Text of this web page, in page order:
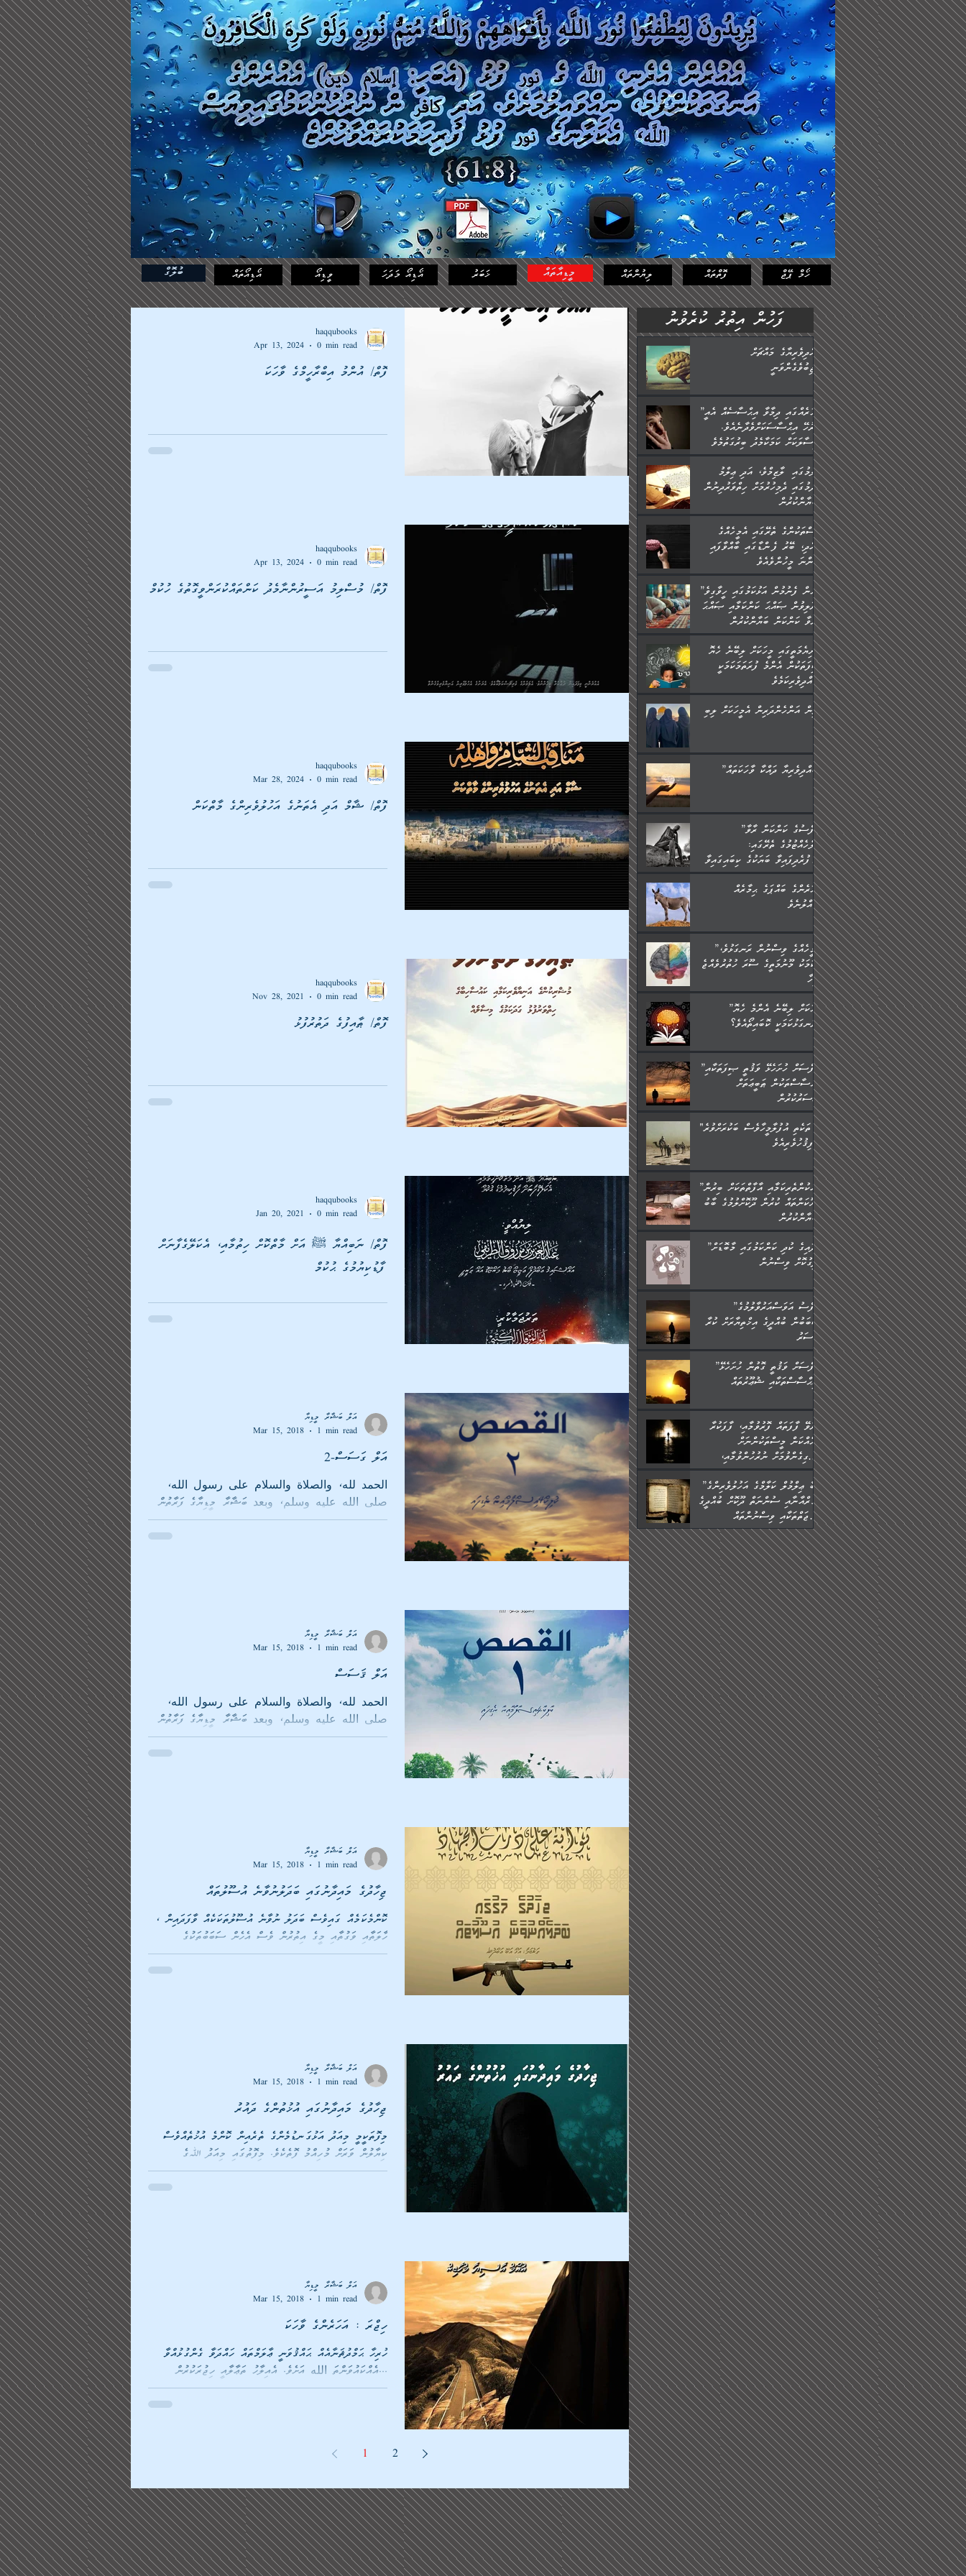
Log In
Featured
Posts
ފޮތް/ އުންމު އިބްރާހީމްގެ ވާހަކަ
haqqubooks
Apr 13, 2024
0 min read
ފޮތް/ މުސްލިމު އަސީރުންނާމެދު ކަންތައްކުރަންވީގޮތުގެ ހުކުމް
haqqubooks
Apr 13, 2024
0 min read
ފޮތް/ ޝާމް އަދި އެތަނުގެ އަހުލުވެރިންގެ މާތްކަން
haqqubooks
Mar 28, 2024
0 min read
ފޮތް/ ޠާއިފުގެ ދަތުރުފުޅު
haqqubooks
Nov 28, 2021
0 min read
ފޮތް/ ނަބިއްޔާ ﷺ އަށް މާތްކޮށް ހިތުމާއި، އެކަލޭގެފާނަށް
ފާޑުކިޔުމުގެ ޙުކުމް
haqqubooks
Jan 20, 2021
0 min read
އަލް ގަސަސް-2
الحمد لله، والصلاة والسلام على رسول الله،
صلى الله عليه وسلم، وبعد ބަޝާރާ މީޑިޔާގެ ފަރާތުން
"އަލް ގަސަސް"'ގެ ނަމުގައި ގެނެސްދެމުންދާ...
އަލް ބަޝާރާ މީޑިޔާ
Mar 15, 2018
1 min read
އަލް ޤަސަސް
الحمد لله، والصلاة والسلام على رسول الله،
صلى الله عليه وسلم، وبعد ބަޝާރާ މީޑިޔާގެ ފަރާތުން
އަޟްޙާ ޢީދުގެ މިވަގުތުގައި "އަލް ޤަސަސް"ގެ...
އަލް ބަޝާރާ މީޑިޔާ
Mar 15, 2018
1 min read
ޖިހާދުގެ މައިދާނުގައި ބަދަލުނުވާނެ އުސޫލުތައް
ކޮންމެކަމެއް ގައިވެސް ބަދަލު ނުވާނެ އުސޫލުތަކަކެއް ވާފަދައިން ،
ހާލަތާއި ވަގުތާއި މީގެ އިތުރުން ވެސް އެހެން ސަބަބުތަކުގެ
މައްޗަށް...
އަލް ބަޝާރާ މީޑިޔާ
Mar 15, 2018
1 min read
ޖިހާދުގެ މައިދާނުގައި އުޚުތުންގެ ދައުރު
މިފޮތަކީމީ މިއަދު އަޅުގަނޑުމެންގެ ތެރެއިން ކޮންމެ އުޚުތެއްވެސް
ކިޔާލުން ވަރަށް މުހިއްމު ފޮތެކެވެ. މިފޮތުގައި މިއަދު ﷲގެ
މަގުގައި...
އަލް ބަޝާރާ މީޑިޔާ
Mar 15, 2018
1 min read
ހިޖްރަ : އަހަރެންގެ ވާހަކަ
ހުރިހާ ޙަމްދުޘަނާއެއް ޙައްޤުވަނީ ޢާލަމްތައް ހައްދަވާ ގެންގުޅުއްވާ
އެއްކައުވަންތަ الله އަށެވެ. އެއިލާހު ތަޢާލާއީ ހިޖުރަކުރުން...
އަލް ބަޝާރާ މީޑިޔާ
Mar 15, 2018
1 min read
1 2
ފަހުން އިތުރު ކުރެވުނު
ބުއްދިވެރިޔާގެ މައްޗަށް
ވާޖިބުވެގެންވަނީ
”ފަހަރެއްގައި ދިމާވާ އިޙްސާސެއް އެއީ
ނުރުހޭ އިޙްސާސަކަށްވެދާނެއެވެ.
މިސާލަކަށް ކަމަކާމެދު ބިރުގަތުމެވެ.
ޢިލްމުގައި ލާޒިމްވެ، އަދި ޢިލްމު
ހޯދުމުގައި ދެމިހުރުމަށް ހިތްވަރުދިނުން
ބަޔާންކުރުން:
މީސްތަކުންގެ ތެރޭގައި އެމީހެއްގެ
ބުއްދި، ބޭރު ފެންޑާގައި ބާއްވާފައި
އޮންނަ މީހުންވެއެވެ.
”މީހުން ފެނުމުން އަޅުކަމުގައި ހީވާގިވެ
މުރާލިވުން ޞައްޙަ ކަންކަމާއި ޞައްޙަ
ނުވާ ކަންކަން ބަޔާންކުރުން:
ދުނިޔެމަތީގައި މީހަކަށް ލިބޭނެ ހެޔޮ
ޞިފަތަކުން އެންމެ ފުރަތަމަކަމަކީ
ބުއްދިވެރިކަމެވެ.
ތިން އަންހެންދަރިން އެމީހަކަށް ލިބި:
”ބުއްދިވެރިޔާ ދައްކާ ވާހަކަތައް،
”ނަފްސުގެ ކަންކަން ރާވާ
ބެލެހެއްޓުމުގެ ތެރޭގައި:
މަގުފުރެދިފައިވާ ބަޔަކުގެ ކިބައިގައިވާ
މޮޅެތި ރިވެތި ކަންކަމަށް ބަލާ
ވިސްނުން ދިގު ނުކުރުންވެއެވެ.އަހަރެންގެ ބައްޕަގެ ޙިމާރެއް
ގެއްލުނެވެ.
”އެމީހެއްގެ ވިސްނުން ރަނގަޅުވެ،
އެކަމަކު މޫނުމަތީގެ ސޫރަ ހުތުރުވެއްޖެ
މީހާ,
”މީހަކަށް ލިބޭނެ އެންމެ ހެޔޮ
ރަނގަޅުކަމަކީ ކޮބައިތޯއެވެ؟“
”ނަފްސަށް ހުށަހެޅޭ ވަޤުތީ ޞިފަތަކާއި
އިޙްސާސްތަކުން ޠަބީޢަތަށް
އަސަރުކުރުން:
"މި ތަކެތި އުފުލާމީހާވެސް ބަކުރަށްވުރެ
ފިޤުހުވެރިއެވެ."
”ދެއްކުންތެރިކަމާއި އާފާތްތަކަށް ބިރުން
ހެޔޮކަންތައް ކުރުން ދޫކޮށްލުމުގެ ބާބު
ބަޔާންކުރުން:
”އާދައިގެ ކުދި ކަންކަމުގައި މާބޮޑަށް
ދިގުކޮށް ވިސްނުން:
”ނަފްސު އަވަސްއަރުވާލުމުގެ
ސަބަބުން ބުއްދީގެ އިޚްތިޔާރަށް ކުރާ
އަސަރު.
”ނަފްސަށް ވަޤުތީ ގޮތުން ހުށަހެޅޭ
އިޙްސާސްތަކާއި ޝުޢޫރުތައް:
ކުރެވޭ ފާފަތައް ފޮރުވުމާއި، ފާފަކުރާ
މީހެއްކަން މީސްތަކުންނަށް
އެނގިގެންވުމަށް ނުރުހުންވުމާއި،
މީސްތަކުން އޭނާ ނުބައިކޮށްފައި
އެއްޗެހިކިޔުމަށް ނުރުހުންވުން
ހުއްދަވެގެންވާކަން ބަޔާންކުރުން:
”ތިބާ ޢިލްމުލް ކަލާމްގެ އަހުލުވެރިންގެ
(ޤުރްއާނާއި ސުންނަތް ދޫކޮށް ބުއްދީގެ
ޙުއްޖަތްތަކާއި ވިސްނުންތައް
ބޭނުންކޮށްގެން ދީނުގެ ކަންކަމުގައި
ވާހަކަދައްކާ މީހުންގެ) މަޖްލިސްތަކަށް
ޙާޒިރުވިންހެއްޔެވެ؟“
ބުލޮގް މީޑިއާތައް ހޯމް ޕޭޖް ލިޔުންތައް ފޮތްތައް ޚަބަރު އޯޑިއޯ މަދަހަ ވީޑިއޯ އޯޑިއޯތައް